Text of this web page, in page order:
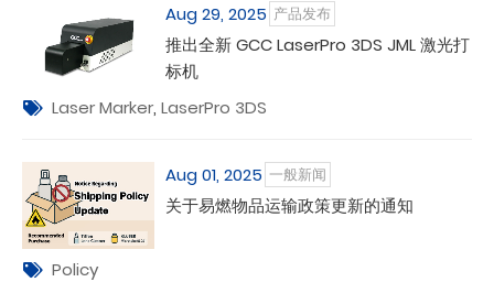
Aug 29, 2025 产品发布
推出全新 GCC LaserPro 3DS JML 激光打
标机
Laser Marker, LaserPro 3DS
Aug 01, 2025 一般新闻
关于易燃物品运输政策更新的通知
Policy